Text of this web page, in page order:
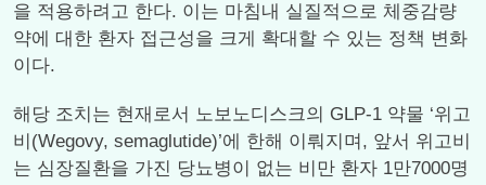
을 적용하려고 한다. 이는 마침내 실질적으로 체중감량
약에 대한 환자 접근성을 크게 확대할 수 있는 정책 변화
이다.
해당 조치는 현재로서 노보노디스크의 GLP-1 약물 ‘위고
비(Wegovy, semaglutide)’에 한해 이뤄지며, 앞서 위고비
는 심장질환을 가진 당뇨병이 없는 비만 환자 1만7000명